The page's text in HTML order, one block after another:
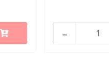
-